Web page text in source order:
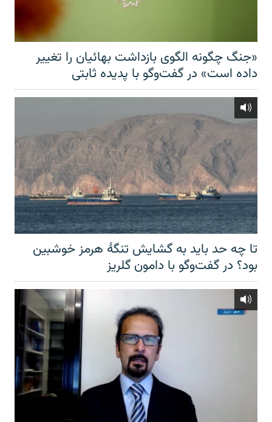
«جنگ چگونه الگوی بازداشت بهائیان را تغییر
داده است» در گفت‌وگو با پدیده ثابتی
تا چه حد باید به گشایش تنگهٔ هرمز خوشبین
بود؟ در گفت‌وگو با دامون گلریز